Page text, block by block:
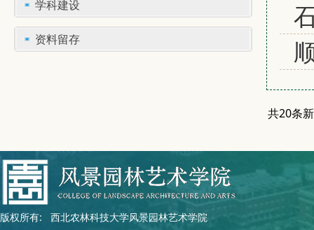
学科建设
资料留存
共20条
版权所有: 西北农林科技大学风景园林艺术学院